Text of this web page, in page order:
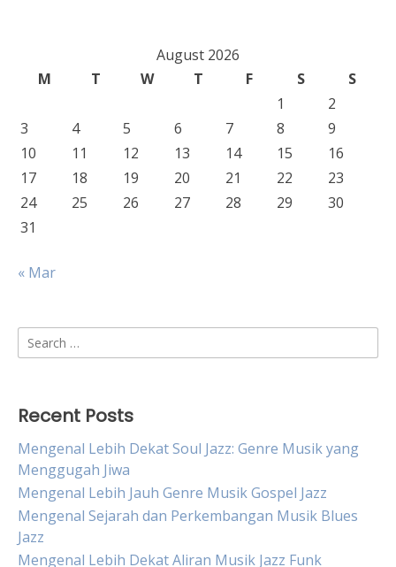
August 2026
M
T W T F S
S
1
2
3
4 5 6 7 8
9
10
11 12 13 14 15
16
17
18 19 20 21 22
23
24
25 26 27 28 29
30
31
« Mar
Search
for:
Recent Posts
Mengenal Lebih Dekat Soul Jazz: Genre Musik yang
Menggugah Jiwa
Mengenal Lebih Jauh Genre Musik Gospel Jazz
Mengenal Sejarah dan Perkembangan Musik Blues
Jazz
Mengenal Lebih Dekat Aliran Musik Jazz Funk